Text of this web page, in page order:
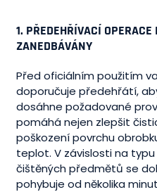
1. PŘEDEHŘÍVACÍ
ZANEDBÁVÁNY
Před oficiálním použitím
doporučuje předehřátí,
dosáhne požadované
pomáhá nejen zlepšit
poškození povrchu
teplot. V závislosti na
čištěných předmětů se
pohybuje od několika